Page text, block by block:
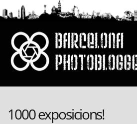
al
1000 exposicions!